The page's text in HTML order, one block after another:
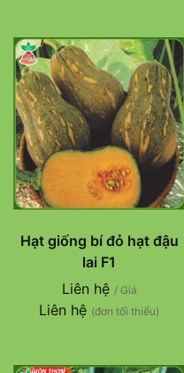
Hạt giống bí đỏ hạt đậu
lai F1
Liên hệ / Giá
Liên hệ (đơn tối thiểu)